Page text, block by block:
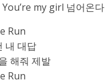
my girl 넘어온다
Run
내 대답
해줘 제발
Run